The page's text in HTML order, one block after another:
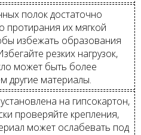
полок достаточно
протирания их мягкой
избежать образования
резких нагрузок,
может быть более
другие материалы.
на гипсокартон,
проверяйте крепления,
может ослабевать под